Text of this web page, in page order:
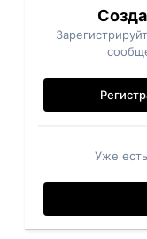
Уже